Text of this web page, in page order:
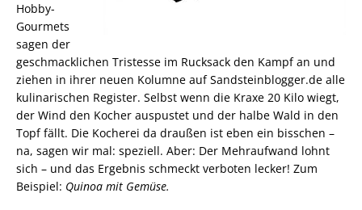
Hobby-
Gourmets
sagen der
geschmacklichen Tristesse im Rucksack den Kampf an und
ziehen in ihrer neuen Kolumne auf Sandsteinblogger.de alle
kulinarischen Register. Selbst wenn die Kraxe 20 Kilo wiegt,
der Wind den Kocher auspustet und der halbe Wald in den
Topf fällt. Die Kocherei da draußen ist eben ein bisschen –
na, sagen wir mal: speziell. Aber: Der Mehraufwand lohnt
sich – und das Ergebnis schmeckt verboten lecker! Zum
Beispiel: Quinoa mit Gemüse.